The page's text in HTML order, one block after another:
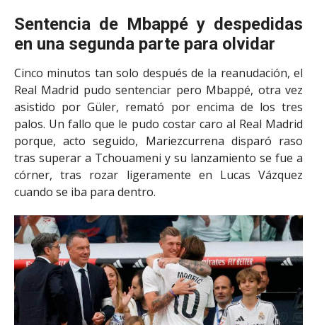
Sentencia de Mbappé y despedidas
en una segunda parte para olvidar
Cinco minutos tan solo después de la reanudación, el
Real Madrid pudo sentenciar pero Mbappé, otra vez
asistido por Güler, remató por encima de los tres
palos. Un fallo que le pudo costar caro al Real Madrid
porque, acto seguido, Mariezcurrena disparó raso
tras superar a Tchouameni y su lanzamiento se fue a
córner, tras rozar ligeramente en Lucas Vázquez
cuando se iba para dentro.